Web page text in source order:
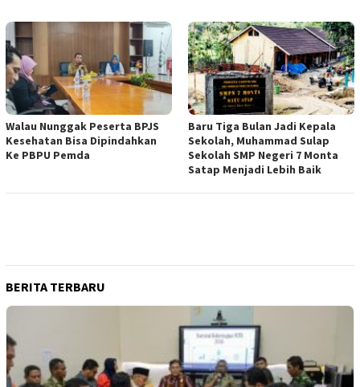
Walau Nunggak Peserta BPJS
Kesehatan Bisa Dipindahkan
Ke PBPU Pemda
Baru Tiga Bulan Jadi Kepala
Sekolah, Muhammad Sulap
Sekolah SMP Negeri 7 Monta
Satap Menjadi Lebih Baik
BERITA TERBARU